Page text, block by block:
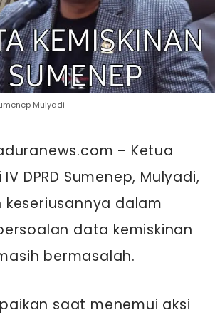
Mulyadi
– Ketua
IV DPRD Sumenep, Mulyadi,
keseriusannya dalam
data kemiskinan
bermasalah.
saat menemui aksi